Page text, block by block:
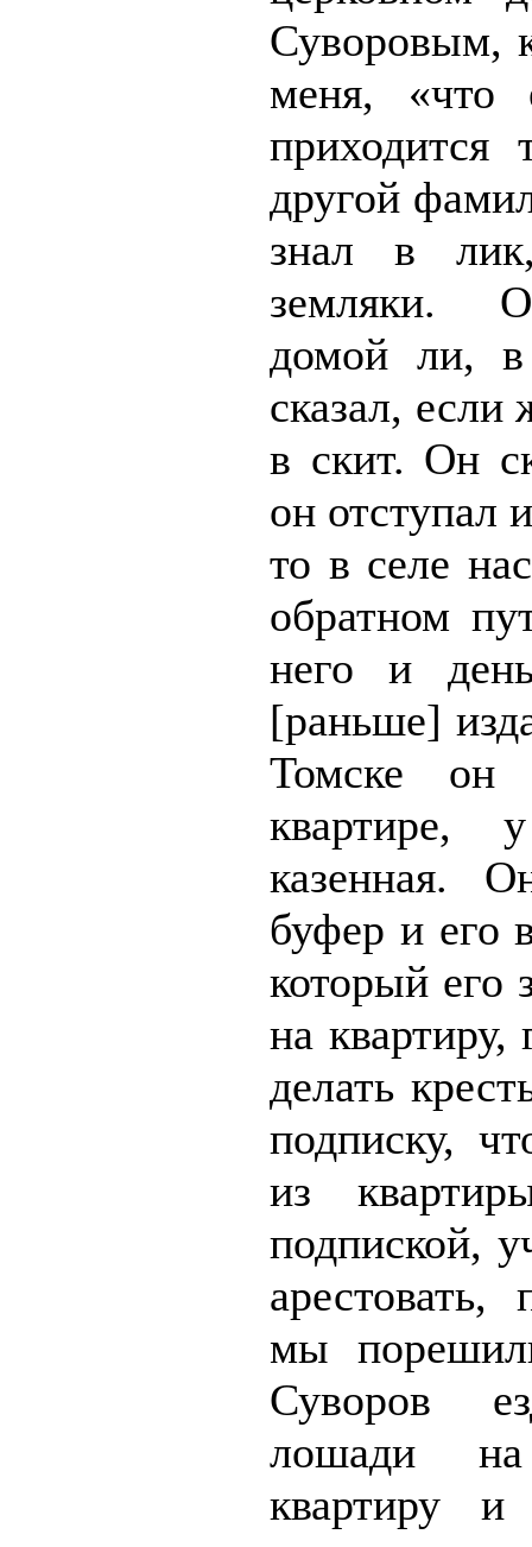
Суворовым,
меня, «что
другой
знал в
земляки.
домой ли,
сказал,
в скит. Он
он отступал
то в селе
обратном
него и
[раньше]
Томске
казенная.
буфер и его
который его
на
делать
подписку,
из
подпиской,
мы
Суворов
лошади
квартиру